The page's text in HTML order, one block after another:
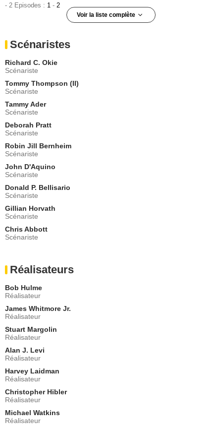
- 2 Episodes : 1 - 2
Voir la liste complète
- 2 Episodes :1-2
Sgt. Lopez
- 2 Episodes :
Willie Garson
Lee Harvey Oswald
- 2 Episodes :
Robert MacKenzie
Nigel Corrington
- 2 Episodes :
Philip McNiven
PFC Briggs
- 2 Episodes :1-2
Brooke Shields
Vanessa Foster
- 1 Episode :
Gene Lythgow
Holt
- 1 Episode :4
Beverley Mitchell
Joshua Cox
- 1 Episode :
Frank LaMotta
- 1 Episode :
Scott Bakula
Sam Beckett
- 1 Episode :11
J.C. Wendel
Receptioniste
- 1 Episode :
Eric Bruskotter
Red
- 1 Episode :13
Anita Barone
Scénaristes
Richard C. Okie
Scénariste
Tommy Thompson (II)
Scénariste
Tammy Ader
Scénariste
Deborah Pratt
Scénariste
Robin Jill Bernheim
Scénariste
John D'Aquino
Scénariste
Donald P. Bellisario
Scénariste
Gillian Horvath
Scénariste
Chris Abbott
Scénariste
Réalisateurs
Bob Hulme
Réalisateur
James Whitmore Jr.
Réalisateur
Stuart Margolin
Réalisateur
Alan J. Levi
Réalisateur
Harvey Laidman
Réalisateur
Christopher Hibler
Réalisateur
Michael Watkins
Réalisateur